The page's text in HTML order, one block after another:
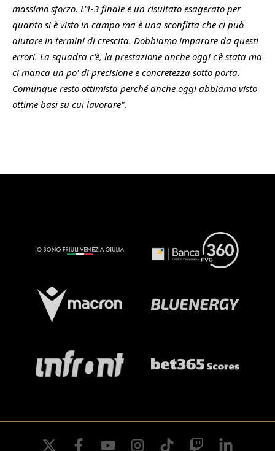
massimo sforzo. L'1-3 finale è un risultato esagerato per
quanto si è visto in campo ma è una sconfitta che ci può
aiutare in termini di crescita. Dobbiamo imparare da questi
errori. La squadra c'è, la prestazione anche oggi c'è stata ma
ci manca un po' di precisione e concretezza sotto porta.
Comunque resto ottimista perché anche oggi abbiamo visto
ottime basi su cui lavorare".
twitter facebookyoutube instagramtiktok twitch